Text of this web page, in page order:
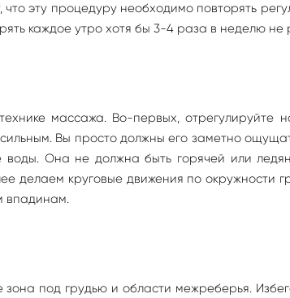
что эту процедуру необходимо повторять
каждое утро хотя бы 3-4 раза в неделю не
массажа. Во-первых,
Вы просто должны его заметно
воды. Она не должна быть горячей или
делаем круговые движения по окружности
впадинам.
под грудью и области межреберья.